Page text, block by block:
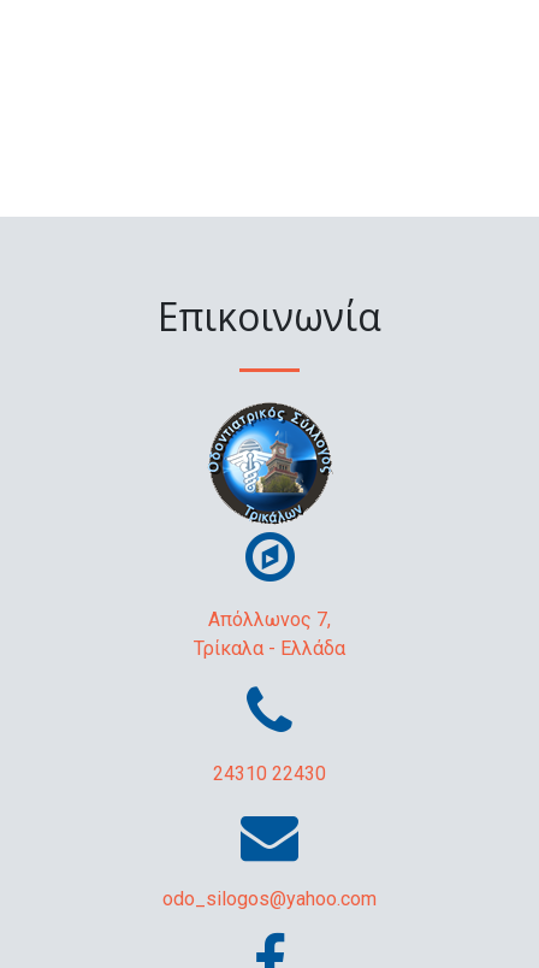
Επικοινωνία
Απόλλωνος 7,
Τρίκαλα - Ελλάδα
24310 22430
odo_silogos@yahoo.com